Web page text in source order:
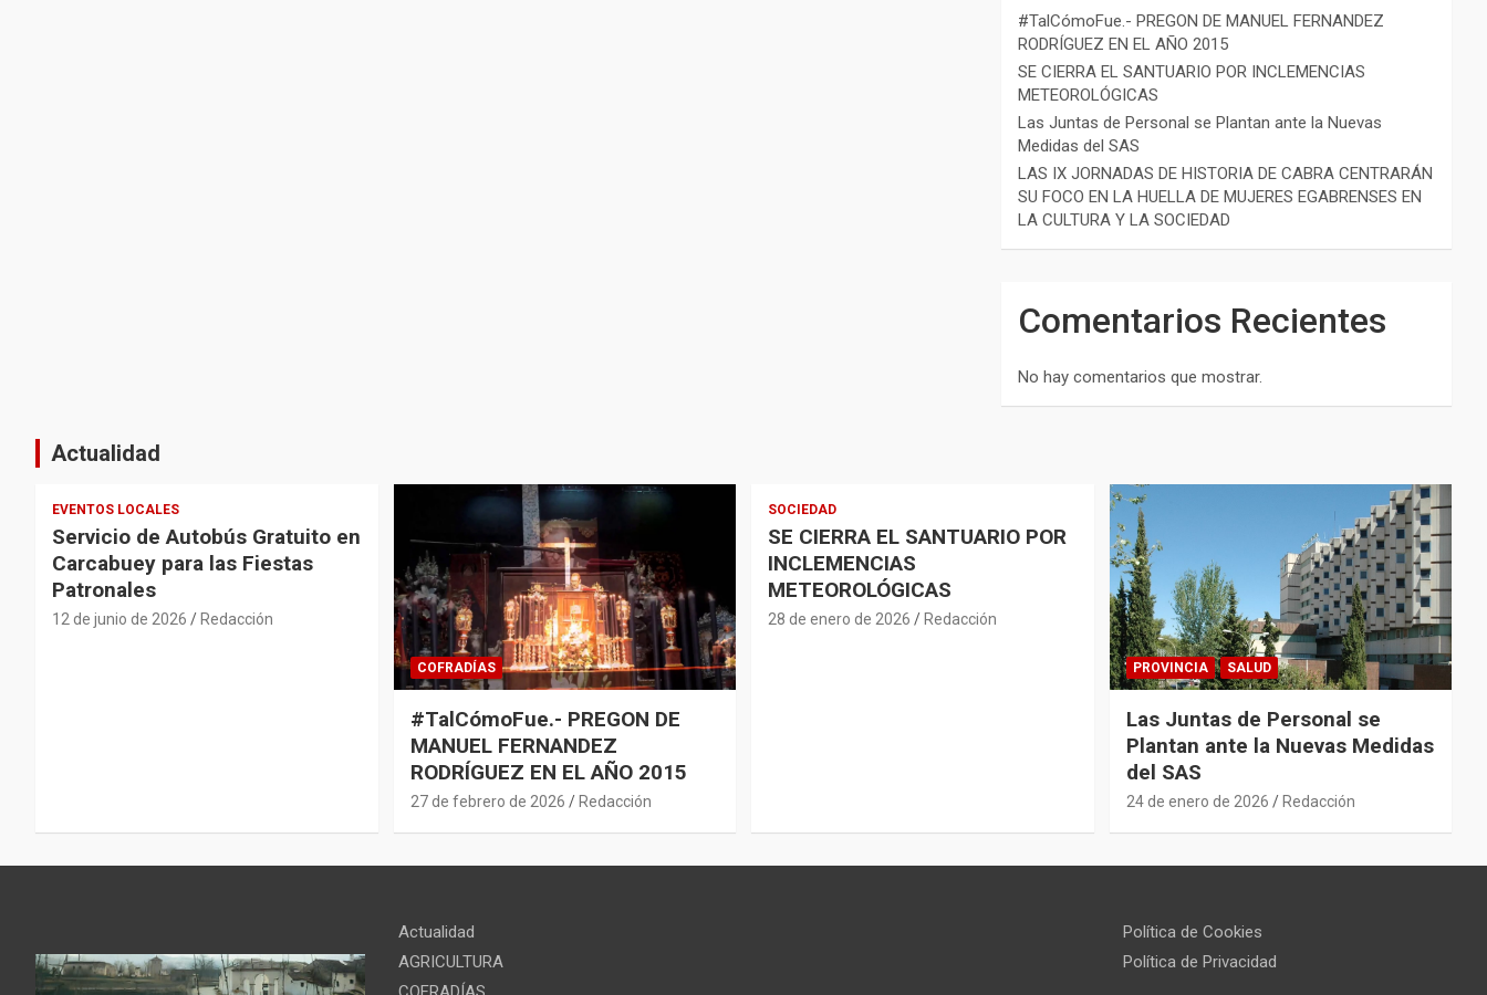
#TalCómoFue.- PREGON DE MANUEL FERNANDEZ
RODRÍGUEZ EN EL AÑO 2015
SE CIERRA EL SANTUARIO POR INCLEMENCIAS
METEOROLÓGICAS
Las Juntas de Personal se Plantan ante la Nuevas
Medidas del SAS
LAS IX JORNADAS DE HISTORIA DE CABRA CENTRARÁN
SU FOCO EN LA HUELLA DE MUJERES EGABRENSES EN
LA CULTURA Y LA SOCIEDAD
Comentarios Recientes
No hay comentarios que mostrar.
Actualidad
EVENTOS LOCALES
Servicio de Autobús Gratuito en
Carcabuey para las Fiestas
Patronales
12 de junio de 2026 Redacción
COFRADÍAS
#TalCómoFue.- PREGON DE
MANUEL FERNANDEZ
RODRÍGUEZ EN EL AÑO 2015
27 de febrero de 2026 Redacción
SOCIEDAD
SE CIERRA EL SANTUARIO POR
INCLEMENCIAS
METEOROLÓGICAS
28 de enero de 2026 Redacción
PROVINCIA SALUD
Las Juntas de Personal se
Plantan ante la Nuevas Medidas
del SAS
24 de enero de 2026 Redacción
Actualidad
AGRICULTURA
Política de Cookies
Política de Privacidad